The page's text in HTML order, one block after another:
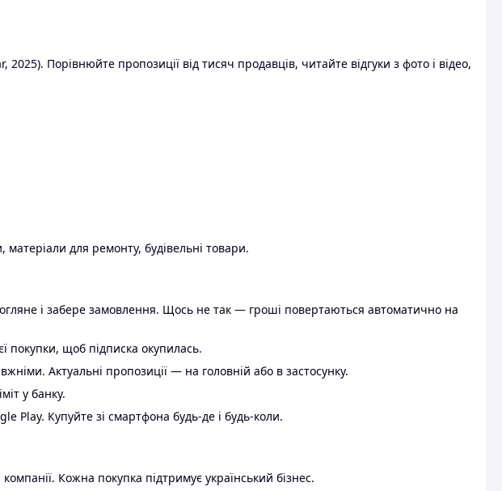
Порівнюйте пропозиції від тисяч продавців, читайте відгуки з фото і відео,
для ремонту, будівельні товари.
і забере замовлення. Щось не так — гроші повертаються автоматично на
покупки, щоб підписка окупилась.
Актуальні пропозиції — на головній або в застосунку.
у банку.
Play. Купуйте зі смартфона будь-де і будь-коли.
Кожна покупка підтримує український бізнес.